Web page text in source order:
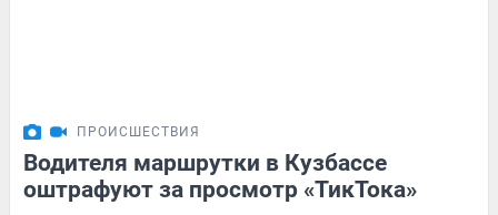
ПРОИСШЕСТВИЯ
Водителя маршрутки в Кузбассе
оштрафуют за просмотр «ТикТока»